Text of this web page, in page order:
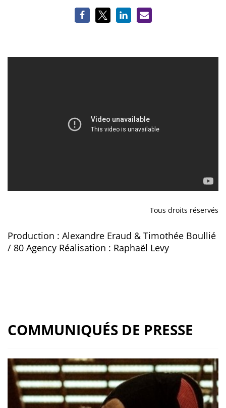
Tous droits réservés
Production : Alexandre Eraud & Timothée Boullié
/ 80 Agency Réalisation : Raphaël Levy
COMMUNIQUÉS DE PRESSE